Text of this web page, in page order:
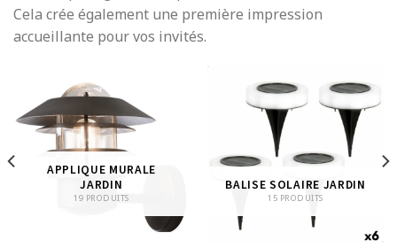
Cela crée également une première impression
accueillante pour vos invités.
APPLIQUE MURALE
JARDIN
19 PRODUITS
BALISE SOLAIRE JARDIN
15 PRODUITS